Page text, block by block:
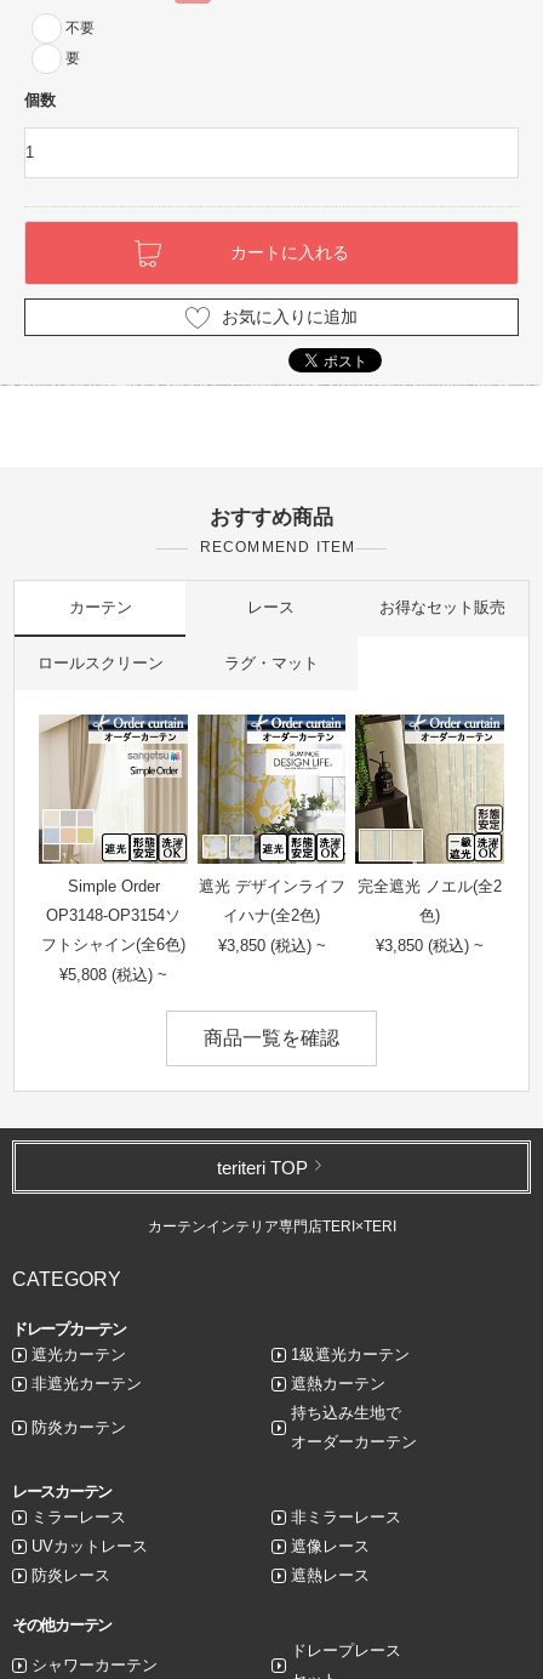
不要
要
個数
お気に入りに追加
おすすめ商品
RECOMMEND ITEM
カーテン レース お得なセット販売
ロールスクリーン ラグ・マット
Simple Order
OP3148-OP3154ソ
フトシャイン(全6色)
¥5,808 (税込) ~
遮光 デザインライフ
イハナ(全2色)
¥3,850 (税込) ~
完全遮光 ノエル(全2
色)
¥3,850 (税込) ~
商品一覧を確認
teriteri TOP
カーテンインテリア専門店TERI×TERI
CATEGORY
ドレープカーテン
遮光カーテン
1級遮光カーテン
非遮光カーテン
遮熱カーテン
防炎カーテン
持ち込み生地で
オーダーカーテン
レースカーテン
ミラーレース
非ミラーレース
UVカットレース
遮像レース
防炎レース
遮熱レース
その他カーテン
シャワーカーテン
ドレープレース